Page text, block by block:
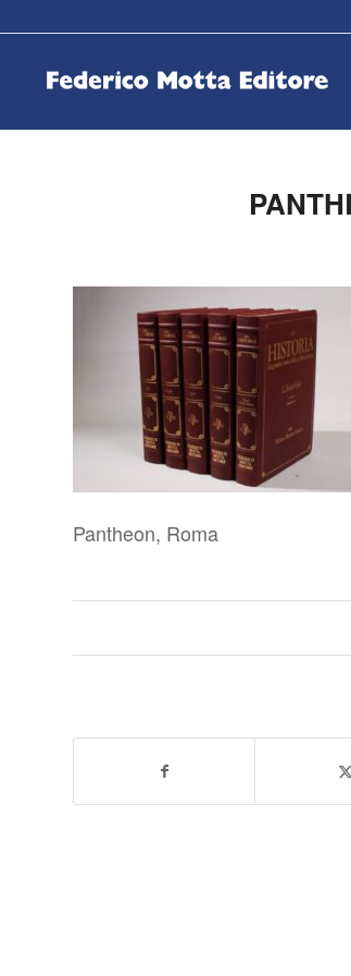
Pantheon, Roma